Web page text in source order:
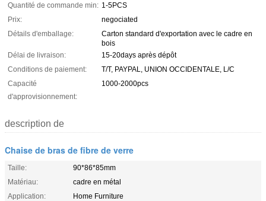
Quantité de commande min: 1-5PCS
Prix:
negociated
Détails d'emballage:
Carton standard d'exportation avec le cadre en
bois
Délai de livraison:
15-20days après dépôt
Conditions de paiement:
T/T, PAYPAL, UNION OCCIDENTALE, L/C
Capacité
d'approvisionnement:
1000-2000pcs
description de
Chaise de bras de fibre de verre
Taille:
90*86*85mm
Matériau:
cadre en métal
Application:
Home Furniture